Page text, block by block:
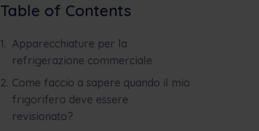
Table of Contents
Apparecchiature per la
refrigerazione commerciale
Come faccio a sapere quando il mio
frigorifero deve essere
revisionato?